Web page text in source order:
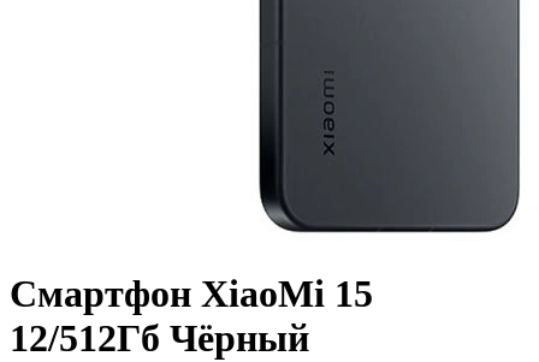
Смартфон XiaoMi 15
12/512Гб Чёрный